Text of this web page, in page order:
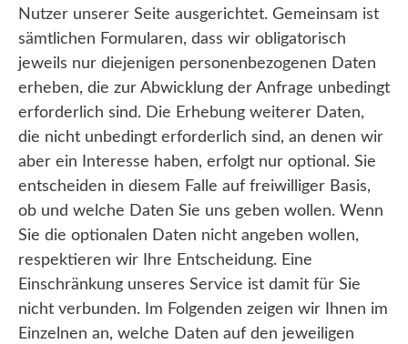
Nutzer unserer Seite ausgerichtet. Gemeinsam ist
sämtlichen Formularen, dass wir obligatorisch
jeweils nur diejenigen personenbezogenen Daten
erheben, die zur Abwicklung der Anfrage unbedingt
erforderlich sind. Die Erhebung weiterer Daten,
die nicht unbedingt erforderlich sind, an denen wir
aber ein Interesse haben, erfolgt nur optional. Sie
entscheiden in diesem Falle auf freiwilliger Basis,
ob und welche Daten Sie uns geben wollen. Wenn
Sie die optionalen Daten nicht angeben wollen,
respektieren wir Ihre Entscheidung. Eine
Einschränkung unseres Service ist damit für Sie
nicht verbunden. Im Folgenden zeigen wir Ihnen im
Einzelnen an, welche Daten auf den jeweiligen